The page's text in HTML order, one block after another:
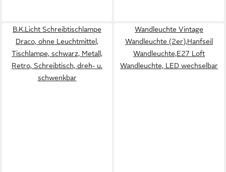
B.K.Licht Schreibtischlampe
Draco, ohne Leuchtmittel,
Tischlampe, schwarz, Metall,
Retro, Schreibtisch, dreh- u.
schwenkbar
Wandleuchte Vintage
Wandleuchte (2er),Hanfseil
Wandleuchte,E27 Loft
Wandleuchte, LED wechselbar